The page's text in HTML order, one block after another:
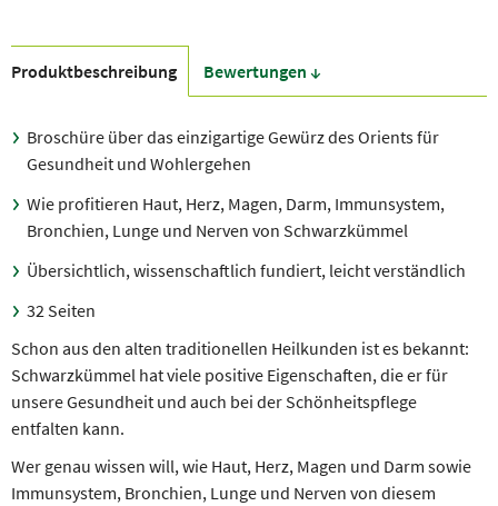
Produkt­beschreibung Bewer­tungen ↓
Broschüre über das einzigartige Gewürz des Orients für
Gesundheit und Wohlergehen
Wie profitieren Haut, Herz, Magen, Darm, Immunsystem,
Bronchien, Lunge und Nerven von Schwarzkümmel
Übersichtlich, wissenschaftlich fundiert, leicht verständlich
32 Seiten
Schon aus den alten traditionellen Heilkunden ist es bekannt:
Schwarzkümmel hat viele positive Eigenschaften, die er für
unsere Gesundheit und auch bei der Schönheitspflege
entfalten kann.
Wer genau wissen will, wie Haut, Herz, Magen und Darm sowie
Immunsystem, Bronchien, Lunge und Nerven von diesem